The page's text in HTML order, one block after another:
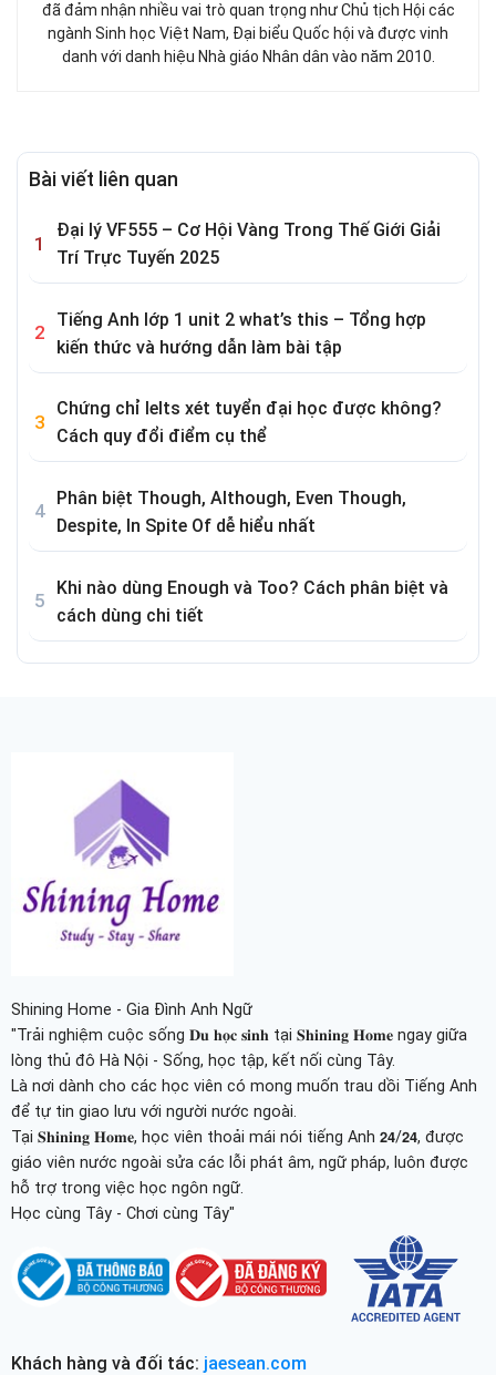
đã đảm nhận nhiều vai trò quan trọng như Chủ tịch Hội các
ngành Sinh học Việt Nam, Đại biểu Quốc hội và được vinh
danh với danh hiệu Nhà giáo Nhân dân vào năm 2010.
Bài viết liên quan
Đại lý VF555 – Cơ Hội Vàng Trong Thế Giới Giải
Trí Trực Tuyến 2025
Tiếng Anh lớp 1 unit 2 what’s this – Tổng hợp
kiến thức và hướng dẫn làm bài tập
Chứng chỉ Ielts xét tuyển đại học được không?
Cách quy đổi điểm cụ thể
Phân biệt Though, Although, Even Though,
Despite, In Spite Of dễ hiểu nhất
Khi nào dùng Enough và Too? Cách phân biệt và
cách dùng chi tiết
Shining Home - Gia Đình Anh Ngữ
"Trải nghiệm cuộc sống 𝐃𝐮 𝐡𝐨̣𝐜 𝐬𝐢𝐧𝐡 tại 𝐒𝐡𝐢𝐧𝐢𝐧𝐠 𝐇𝐨𝐦𝐞 ngay giữa
lòng thủ đô Hà Nội - Sống, học tập, kết nối cùng Tây.
Là nơi dành cho các học viên có mong muốn trau dồi Tiếng Anh
để tự tin giao lưu với người nước ngoài.
Tại 𝐒𝐡𝐢𝐧𝐢𝐧𝐠 𝐇𝐨𝐦𝐞, học viên thoải mái nói tiếng Anh 𝟮𝟰/𝟮𝟰, được
giáo viên nước ngoài sửa các lỗi phát âm, ngữ pháp, luôn được
hỗ trợ trong việc học ngôn ngữ.
Học cùng Tây - Chơi cùng Tây"
Khách hàng và đối tác: jaesean.com